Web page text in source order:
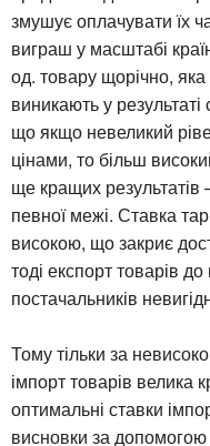
змушує оплачувати їх
виграш у масштабі
од. товару щорічно,
виникають у
що якщо невеликий
цінами, то більш
ще кращих
певної межі. Ставка
високою, що закриє
тоді експорт товарів
постачальників
Тому тільки за
імпорт товарів велика
оптимальні ставки
висновки за